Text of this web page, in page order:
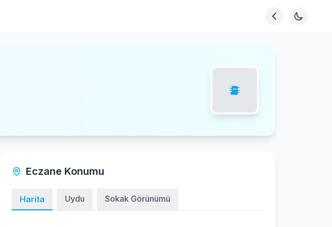
Eczane Konumu
Harita Uydu Sokak Görünümü